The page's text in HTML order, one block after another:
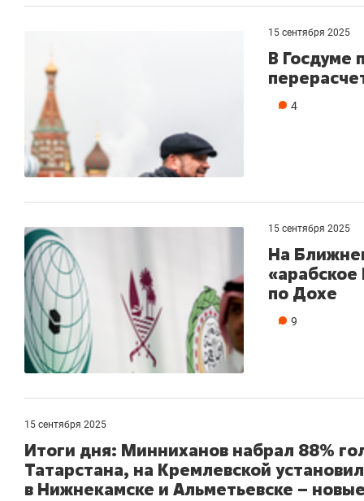
15 сентября 2025
В Госдуме
4
15 сентября 2025
На
по Дохе
9
15 сентября 2025
Итоги дня: Минниханов набрал 88%
Татарстана, на Кремлевской
в Нижнекамске и Альметьевске –